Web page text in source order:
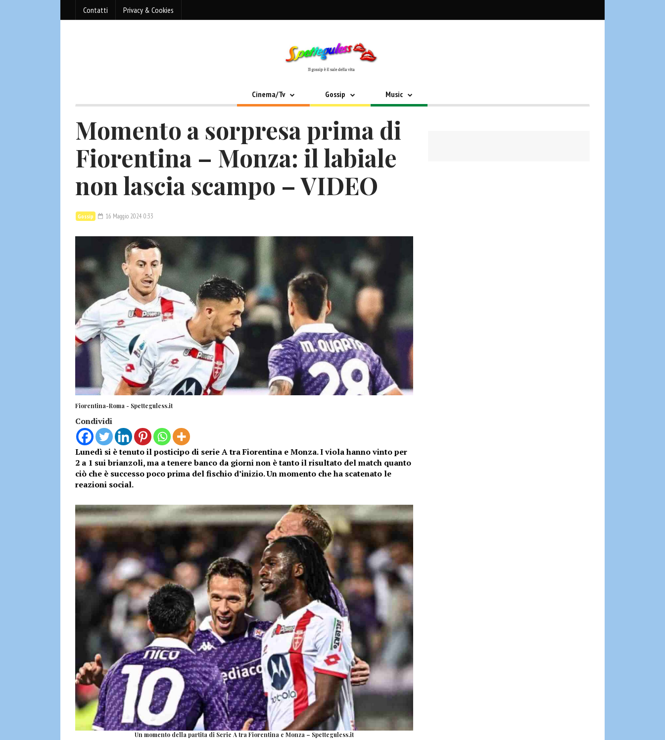
Contatti Privacy & Cookies
Cinema/Tv Gossip Music
Momento a sorpresa prima di
Fiorentina – Monza: il labiale
non lascia scampo – VIDEO
Gossip 16 Maggio 2024 0:33
Fiorentina-Roma - Spetteguless.it
Condividi
Lunedì si è tenuto il posticipo di serie A tra Fiorentina e Monza. I viola hanno vinto per
2 a 1 sui brianzoli, ma a tenere banco da giorni non è tanto il risultato del match quanto
ciò che è successo poco prima del fischio d’inizio. Un momento che ha scatenato le
reazioni social.
Un momento della partita di Serie A tra Fiorentina e Monza – Spetteguless.it